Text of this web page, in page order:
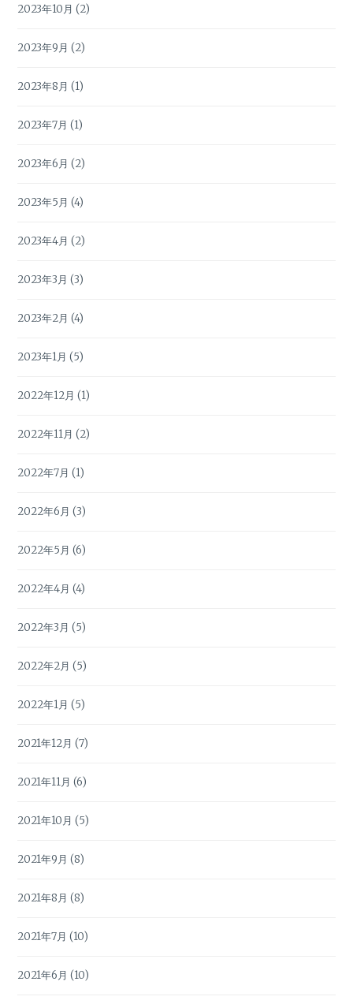
2023年10月 (2)
2023年9月 (2)
2023年8月 (1)
2023年7月 (1)
2023年6月 (2)
2023年5月 (4)
2023年4月 (2)
2023年3月 (3)
2023年2月 (4)
2023年1月 (5)
2022年12月 (1)
2022年11月 (2)
2022年7月 (1)
2022年6月 (3)
2022年5月 (6)
2022年4月 (4)
2022年3月 (5)
2022年2月 (5)
2022年1月 (5)
2021年12月 (7)
2021年11月 (6)
2021年10月 (5)
2021年9月 (8)
2021年8月 (8)
2021年7月 (10)
2021年6月 (10)